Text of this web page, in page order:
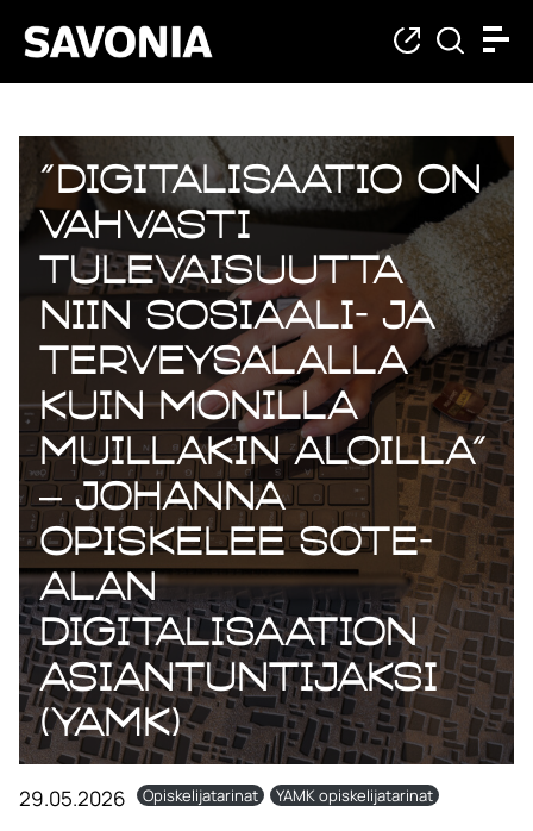
”Digitalisaatio on
vahvasti
tulevaisuutta
niin sosiaali- ja
terveysalalla
kuin monilla
muillakin aloilla”
– Johanna
opiskelee sote-
alan
digitalisaation
asiantuntijaksi
(YAMK)
29.05.2026 Opiskelijatarinat YAMK opiskelijatarinat